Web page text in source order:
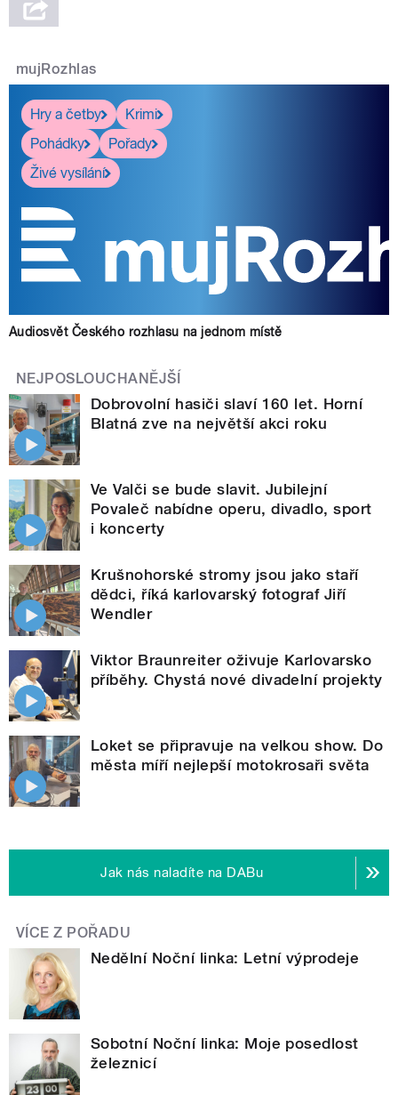
mujRozhlas
Hry a četby
Krimi
Pohádky
Pořady
Živé vysílání
Audiosvět Českého rozhlasu na jednom místě
NEJPOSLOUCHANĚJŠÍ
Dobrovolní hasiči slaví 160 let. Horní
Blatná zve na největší akci roku
Ve Valči se bude slavit. Jubilejní
Povaleč nabídne operu, divadlo, sport
i koncerty
Krušnohorské stromy jsou jako staří
dědci, říká karlovarský fotograf Jiří
Wendler
Viktor Braunreiter oživuje Karlovarsko
příběhy. Chystá nové divadelní projekty
Loket se připravuje na velkou show. Do
města míří nejlepší motokrosaři světa
Jak nás naladíte na DABu
VÍCE Z POŘADU
Nedělní Noční linka: Letní výprodeje
Sobotní Noční linka: Moje posedlost
železnicí